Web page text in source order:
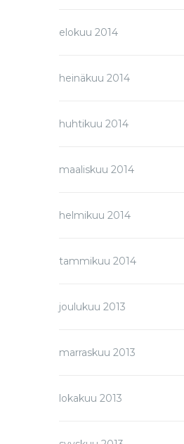
elokuu 2014
heinäkuu 2014
huhtikuu 2014
maaliskuu 2014
helmikuu 2014
tammikuu 2014
joulukuu 2013
marraskuu 2013
lokakuu 2013